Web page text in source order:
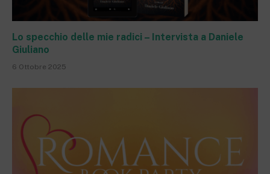
Lo specchio delle mie radici – Intervista a Daniele
Giuliano
6 Ottobre 2025